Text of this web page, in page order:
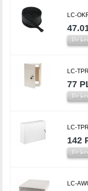
LC-
Do
LC-
77
Do
LC-
142
Do
LC-